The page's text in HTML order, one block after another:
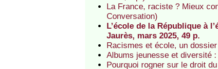
La France, raciste ? Mieux
Conversation)
L’école de la République à
Jaurès, mars 2025, 49 p.
Racismes et école, un
Albums jeunesse et diversité
Pourquoi rogner sur le droit